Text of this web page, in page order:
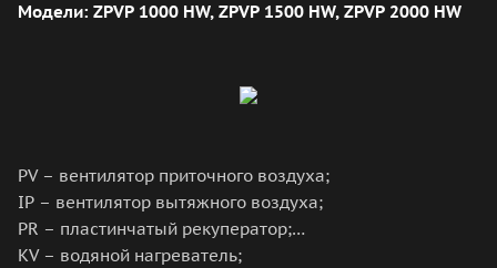
Модели: ZPVP 1000 HW, ZPVP 1500 HW, ZPVP 2000 HW
PV – вентилятор приточного воздуха;
IP – вентилятор вытяжного воздуха;
PR – пластинчатый рекуператор;
KV – водяной нагреватель;